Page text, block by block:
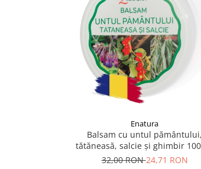
Supliment Vitamina D3
Supliment Vitamina E
Tincturi si Gemoderivate
Enatura
Balsam cu untul pământului,
tătăneasă, salcie și ghimbir
32,00 RON24,71 RON